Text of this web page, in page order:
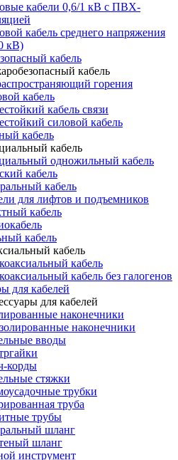
кабели 0,6/1 кВ с ПВХ-
кабель среднего напряжения
кВ)
кабель
кабель
горения
кабель
кабель связи
силовой кабель
кабель
кабель
одножильный кабель
кабель
кабель
для лифтов и подъемников
кабель
кабель
кабель
кабель
кабель без галогенов
для кабелей
для кабелей
наконечники
наконечники
вводы
корды
стяжки
трубки
труба
трубы
шланг
шланг
инструмент